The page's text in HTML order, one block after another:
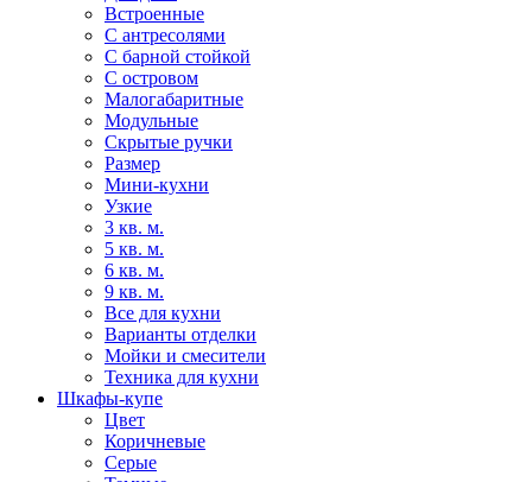
Встроенные
С антресолями
С барной стойкой
С островом
Малогабаритные
Модульные
Скрытые ручки
Размер
Мини-кухни
Узкие
3 кв. м.
5 кв. м.
6 кв. м.
9 кв. м.
Все для кухни
Варианты отделки
Мойки и смесители
Техника для кухни
Шкафы-купе
Цвет
Коричневые
Серые